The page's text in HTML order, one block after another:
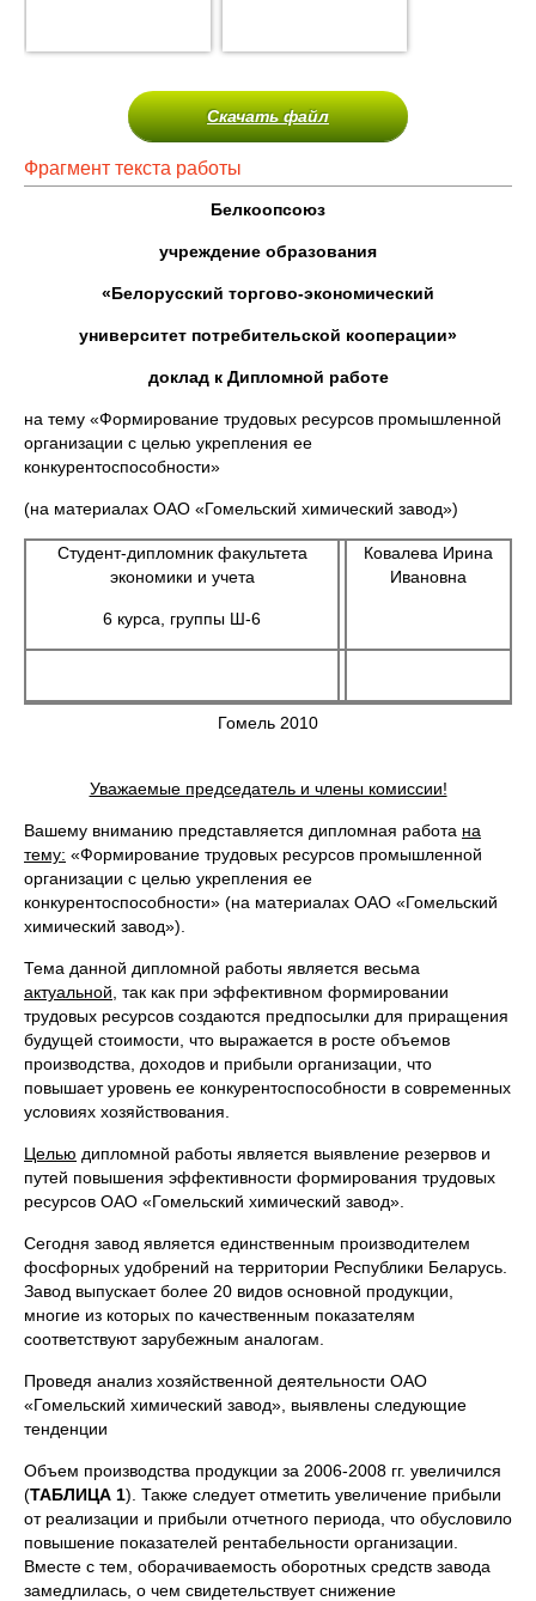
Скачать файл
Фрагмент текста работы
Белкоопсоюз
учреждение образования
«Белорусский торгово-экономический
университет потребительской кооперации»
доклад к Дипломной работе
на тему «Формирование трудовых ресурсов промышленной
организации с целью укрепления ее
конкурентоспособности»
(на материалах ОАО «Гомельский химический завод»)
Студент-дипломник факультета
экономики и учета
6 курса, группы Ш-6
Ковалева Ирина
Ивановна
Гомель 2010
Уважаемые председатель и члены комиссии!
Вашему вниманию представляется дипломная работа на
тему: «Формирование трудовых ресурсов промышленной
организации с целью укрепления ее
конкурентоспособности» (на материалах ОАО «Гомельский
химический завод»).
Тема данной дипломной работы является весьма
актуальной, так как при эффективном формировании
трудовых ресурсов создаются предпосылки для приращения
будущей стоимости, что выражается в росте объемов
производства, доходов и прибыли организации, что
повышает уровень ее конкурентоспособности в современных
условиях хозяйствования.
Целью дипломной работы является выявление резервов и
путей повышения эффективности формирования трудовых
ресурсов ОАО «Гомельский химический завод».
Сегодня завод является единственным производителем
фосфорных удобрений на территории Республики Беларусь.
Завод выпускает более 20 видов основной продукции,
многие из которых по качественным показателям
соответствуют зарубежным аналогам.
Проведя анализ хозяйственной деятельности ОАО
«Гомельский химический завод», выявлены следующие
тенденции
Объем производства продукции за 2006-2008 гг. увеличился
(ТАБЛИЦА 1). Также следует отметить увеличение прибыли
от реализации и прибыли отчетного периода, что обусловило
повышение показателей рентабельности организации.
Вместе с тем, оборачиваемость оборотных средств завода
замедлилась, о чем свидетельствует снижение